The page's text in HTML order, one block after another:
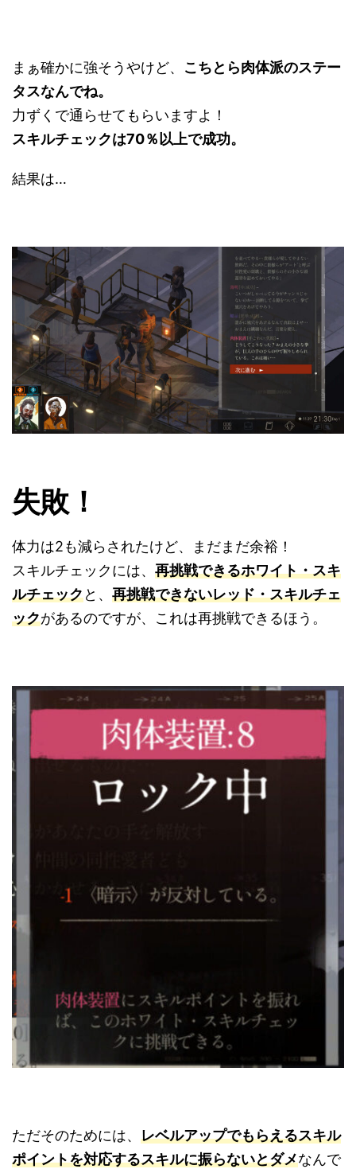
まぁ確かに強そうやけど、 こちとら肉体派のステー
タスなんでね。
力ずくで通らせてもらいますよ！
スキルチェックは70％以上で成功。
結果は…
失敗！
体力は2も減らされたけど、まだまだ余裕！
スキルチェックには、 再挑戦できるホワイト・スキ
ルチェックと、 再挑戦できないレッド・スキルチェ
ックがあるのですが、これは再挑戦できるほう。
ただそのためには、 レベルアップでもらえるスキル
ポイントを対応するスキルに振らないとダメなんで